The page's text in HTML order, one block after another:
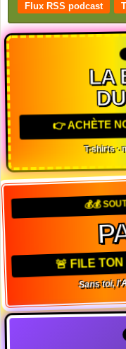
Flux RSS podcast
LA
👉 ACHÈTE
T-shirts ·
💰💰
🚨 FILE
Sans toi,